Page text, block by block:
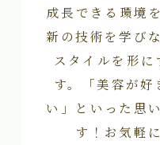
成長できる環境
新の技術を学び
スタイルを形
す。「美容が
い」といった思
す！お気軽